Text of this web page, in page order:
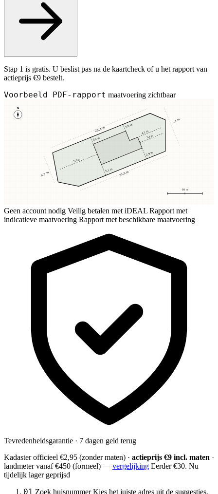
Stap 1 is gratis. U beslist pas na de kaartcheck of u het rapport van
actieprijs €9 bestelt.
Voorbeeld PDF-rapport maatvoering zichtbaar
N
10 m
3,8 m
3,8 m
5,1 m
2,9 m
7,2 m
3,4 m
4,1 m
25,4 m
23,8 m
8,2 m
9,1 m
Geen account nodig Veilig betalen met iDEAL Rapport met
indicatieve maatvoering Rapport met beschikbare maatvoering
Tevredenheidsgarantie · 7 dagen geld terug
Kadaster officieel €2,95 (zonder maten) · actieprijs €9 incl. maten ·
landmetervanaf €450 (formeel) — vergelijking Eerder €30. Nu
tijdelijk lager geprijsd
01 Zoek huisnummer Kies het juiste adres uit de suggesties.